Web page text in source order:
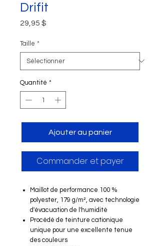
Drifit
29,95 $
Taille *
Quantité *
Ajouter au panier
Commander et payer
Maillot de performance 100 %
polyester, 179 g/m², avec technologie
d'évacuation de l'humidité
Procédé de teinture cationique
unique pour une excellente tenue
des couleurs